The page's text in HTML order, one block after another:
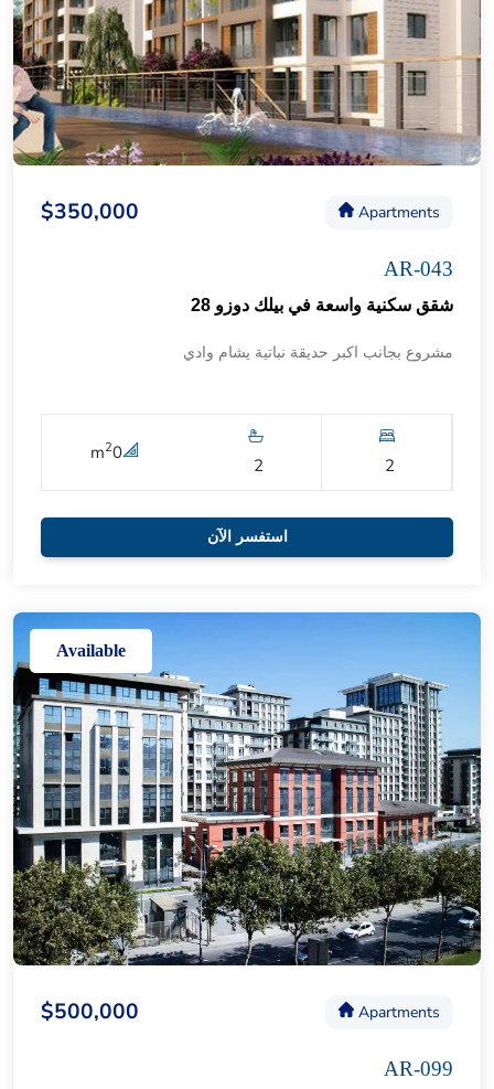
Apartments
$350,000
AR-043
شقق سكنية واسعة في بيلك دوزو 28
مشروع بجانب اكبر حديقة نباتية يشام وادي
2
2
0
m2
استفسر الآن
Available
Apartments
$500,000
AR-099